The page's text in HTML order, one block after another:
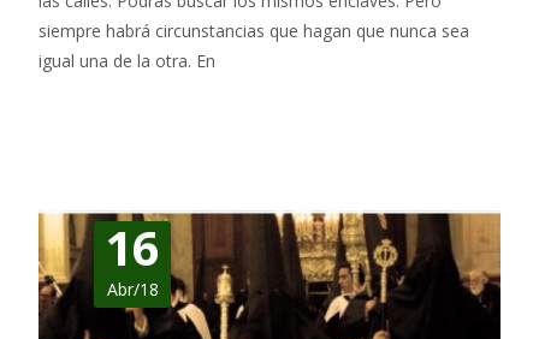
siempre habrá circunstancias que hagan que nunca sea
igual una de la otra. En
16
Abr/18